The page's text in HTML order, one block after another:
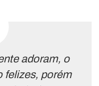
adoram, o
felizes, porém